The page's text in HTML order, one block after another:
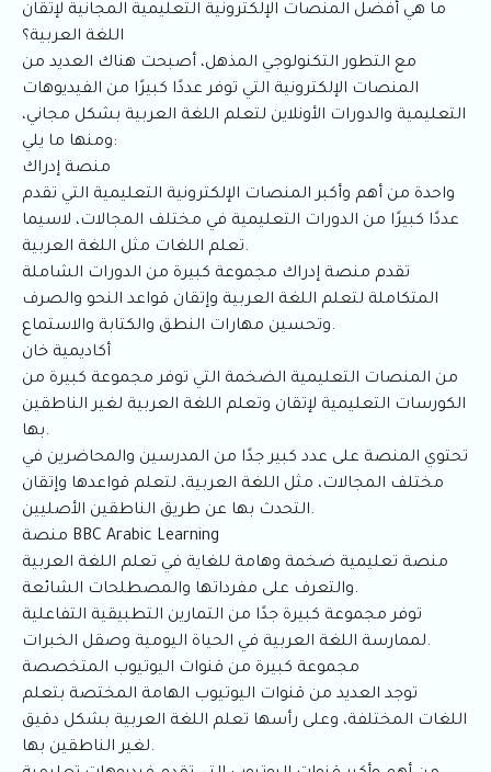
ما هي أفضل المنصات الإلكترونية التعليمية المجانية لإتقان
اللغة العربية؟
مع التطور التكنولوجي المذهل، أصبحت هناك العديد من
المنصات الإلكترونية التي توفر عددًا كبيرًا من الفيديوهات
التعليمية والدورات الأونلاين لتعلم اللغة العربية بشكل مجاني،
ومنها ما يلي:
منصة إدراك
واحدة من أهم وأكبر المنصات الإلكترونية التعليمية التي تقدم
عددًا كبيرًا من الدورات التعليمية في مختلف المجالات، لاسيما
تعلم اللغات مثل اللغة العربية.
تقدم منصة إدراك مجموعة كبيرة من الدورات الشاملة
المتكاملة لتعلم اللغة العربية وإتقان قواعد النحو والصرف
وتحسين مهارات النطق والكتابة والاستماع.
أكاديمية خان
من المنصات التعليمية الضخمة التي توفر مجموعة كبيرة من
الكورسات التعليمية لإتقان وتعلم اللغة العربية لغير الناطقين
بها.
تحتوي المنصة على عدد كبير جدًا من المدرسين والمحاضرين في
مختلف المجالات، مثل اللغة العربية، لتعلم قواعدها وإتقان
التحدث بها عن طريق الناطقين الأصليين.
منصة BBC Arabic Learning
منصة تعليمية ضخمة وهامة للغاية في تعلم اللغة العربية
والتعرف على مفرداتها والمصطلحات الشائعة.
توفر مجموعة كبيرة جدًا من التمارين التطبيقية التفاعلية
لممارسة اللغة العربية في الحياة اليومية وصقل الخبرات.
مجموعة كبيرة من قنوات اليوتيوب المتخصصة
توجد العديد من قنوات اليوتيوب الهامة المختصة بتعلم
اللغات المختلفة، وعلى رأسها تعلم اللغة العربية بشكل دقيق
لغير الناطقين بها.